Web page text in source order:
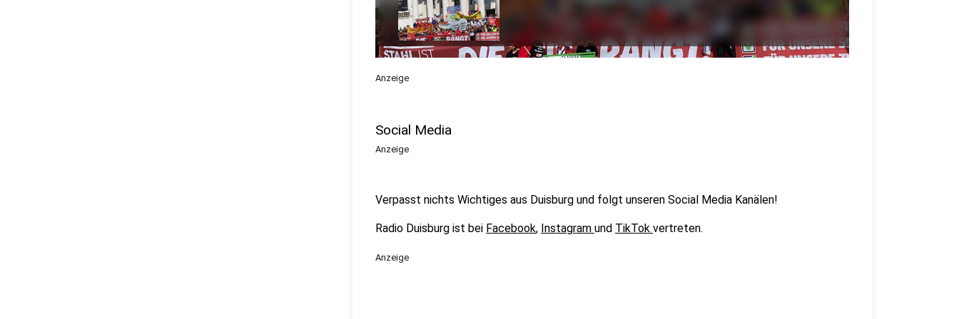
Anzeige
Social Media
Anzeige
Verpasst nichts Wichtiges aus Duisburg und folgt unseren Social Media Kanälen!
Radio Duisburg ist bei Facebook, Instagram und TikTok vertreten.
Anzeige